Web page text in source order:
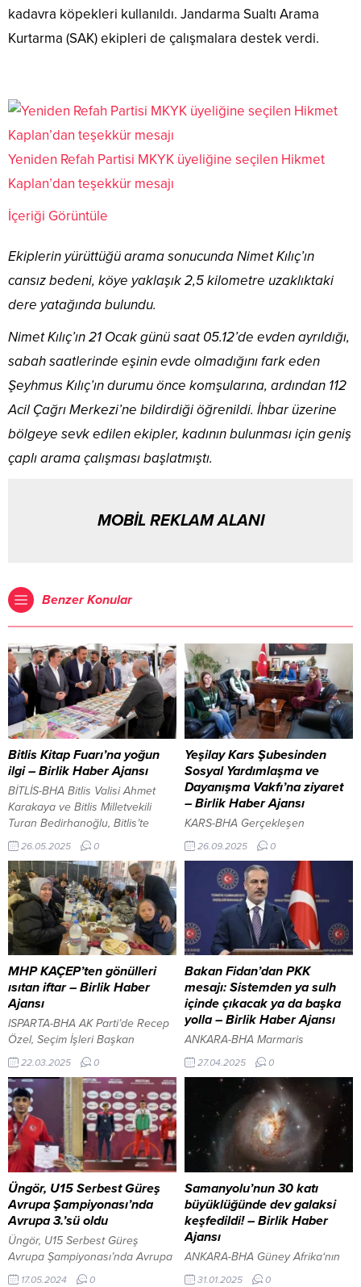
kadavra köpekleri kullanıldı. Jandarma Sualtı Arama
Kurtarma (SAK) ekipleri de çalışmalara destek verdi.
Yeniden Refah Partisi MKYK üyeliğine seçilen Hikmet
Kaplan’dan teşekkür mesajı
İçeriği Görüntüle
Ekiplerin yürüttüğü arama sonucunda Nimet Kılıç’ın
cansız bedeni, köye yaklaşık 2,5 kilometre uzaklıktaki
dere yatağında bulundu.
Nimet Kılıç’ın 21 Ocak günü saat 05.12’de evden ayrıldığı,
sabah saatlerinde eşinin evde olmadığını fark eden
Şeyhmus Kılıç’ın durumu önce komşularına, ardından 112
Acil Çağrı Merkezi’ne bildirdiği öğrenildi. İhbar üzerine
bölgeye sevk edilen ekipler, kadının bulunması için geniş
çaplı arama çalışması başlatmıştı.
MOBİL REKLAM ALANI
Benzer Konular
Bitlis Kitap Fuarı’na yoğun
ilgi – Birlik Haber Ajansı
BİTLİS-BHA Bitlis Valisi Ahmet
Karakaya ve Bitlis Milletvekili
Turan Bedirhanoğlu, Bitlis’te
düzenlenen Kitap Fuarı’nı ziyaret
etti. Ulusal ve yerel yayınevlerinin
katılım sağladığı fuarda stantları
tek tek gezen Karakaya ve
Bedirhanoğlu, yayınevi
temsilcileriyle sohbet ederek
etkinlik hakkında bilgi aldı.
Cumhurbaşkanı Başdanışmanı
Demiröz’den Bitlis’e ziyaret Vali
Karakaya, kitap fuarlarının
toplumun her kesimine...
26.05.2025 0
Yeşilay Kars Şubesinden
Sosyal Yardımlaşma ve
Dayanışma Vakfı’na ziyaret
– Birlik Haber Ajansı
KARS-BHA Gerçekleşen
ziyarette, bağımlılıkla mücadele,
sosyal sorumluluk projeleri ve
kurumlar arası iş birliği olanakları
üzerine verimli istişarelerde
bulunuldu. Toplumun özellikle
dezavantajlı kesimlerine yönelik
yürütülebilecek ortak çalışmalar
değerlendirildi. Ziyaret sonunda
Şube Başkanı Gamze İlgar, nazik
ev sahipliği ve kıymetli
paylaşımları dolayısıyla İl Müdürü
Çiğdem Aydın’a teşekkür etti.
Ahmet Arslan’dan Gençlik ve...
26.09.2025 0
MHP KAÇEP’ten gönülleri
ısıtan iftar – Birlik Haber
Ajansı
ISPARTA-BHA AK Parti’de Recep
Özel, Seçim İşleri Başkan
Yardımcılığı görevine yeniden
getirildi MHP, KAÇEP’ten Isparta İl
ve Merkez İlçe Başkanlığı, 21
Mart Down Sendromlular
Farkındalık Günü’nde gönülleri
ısıtan bir iftar yemeğine imza
attılar. Özel gereksinimli çocuklar
ve aileleri KAÇEP’in iftar
yemeğinde bir araya geldi.
Milliyetçi Hareket Partisi, Kadın,
Aile, Çocuk...
22.03.2025 0
Bakan Fidan’dan PKK
mesajı: Sistemden ya sulh
içinde çıkacak ya da başka
yolla – Birlik Haber Ajansı
ANKARA-BHA Marmaris
Belediyesine ‘Usulsüzlük’
incelemesi Dışişleri Bakanı
Hakan Fidan, Katar’ın başkenti
Doha’da, Katar Başbakanı ve
Dışişleri Bakanı Şeyh Muhammed
bin Abdurrahman Al Sani ile
düzenlenen ortak basın
toplantısında önemli
açıklamalarda bulundu.
Konuşmasında terörle
mücadeleye dikkat çeken Bakan
Fidan, “DEAŞ nasıl sistemden
çıktıysa, PKK da sistemden
çıkacaktır. Ya kendi isteğiyle;
barış...
27.04.2025 0
Üngör, U15 Serbest Güreş
Avrupa Şampiyonası’nda
Avrupa 3.’sü oldu
Üngör, U15 Serbest Güreş
Avrupa Şampiyonası’nda Avrupa
3.’sü oldu Hakan BAKAR/SİVAS-
17.05.2024 0
Samanyolu’nun 30 katı
büyüklüğünde dev galaksi
keşfedildi! – Birlik Haber
Ajansı
ANKARA-BHA Güney Afrika‘nın
MeerKAT teleskobu,
31.01.2025 0